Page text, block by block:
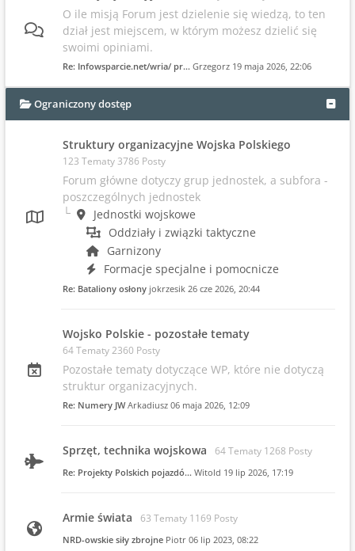
O ile misją Forum jest dzielenie się wiedzą, to ten
dział jest miejscem, w którym możesz dzielić się
swoimi opiniami.
Re: Infowsparcie.net/wria/ pr… Grzegorz 19 maja 2026, 22:06
Ograniczony dostęp
Struktury organizacyjne Wojska Polskiego
123 Tematy 3786 Posty
Forum główne dotyczy grup jednostek, a subfora -
poszczególnych jednostek
Jednostki wojskowe
Oddziały i związki taktyczne
Garnizony
Formacje specjalne i pomocnicze
Re: Bataliony osłony jokrzesik 26 cze 2026, 20:44
Wojsko Polskie - pozostałe tematy
64 Tematy 2360 Posty
Pozostałe tematy dotyczące WP, które nie dotyczą
struktur organizacyjnych.
Re: Numery JW Arkadiusz 06 maja 2026, 12:09
Sprzęt, technika wojskowa 64 Tematy 1268 Posty
Re: Projekty Polskich pojazdó… Witold 19 lip 2026, 17:19
Armie świata 63 Tematy 1169 Posty
NRD-owskie siły zbrojne Piotr 06 lip 2023, 08:22